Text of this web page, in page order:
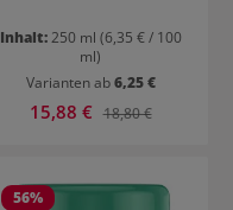
Inhalt:250 ml (6,35 € / 100
ml)
Varianten ab6,25 €
Verkaufspreis:
15,88 € Regulärer Preis:
18,80 €
56%